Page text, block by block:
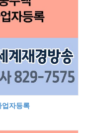
자등록